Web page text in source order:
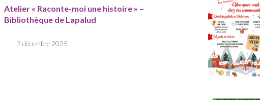
Atelier « Raconte-moi une histoire » –
Bibliothèque de Lapalud
2 décembre 2025